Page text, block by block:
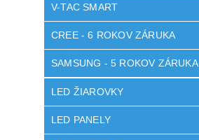
V-TAC SMART
CREE - 6 ROKOV ZÁRUKA
SAMSUNG - 5 ROKOV ZÁRUKA
LED ŽIAROVKY
LED PANELY